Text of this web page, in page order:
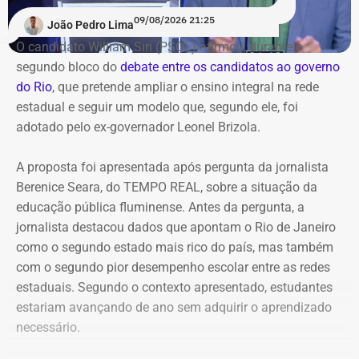
necessidades da Polícia Militar durante operações em
comunidades.
A ausência de Paes voltou ao centro do debate durante
uma pergunta de Ruas a André Marinho (Novo), sobre o
combate ao feminicídio. Marinho aproveitou a resposta
para atacar o ex-prefeito e afirmou que, diante do
olhar para frente e apresentar propostas aos eleitores.
O candidato do PL também criticou Paes e citou
episódios e integrantes de sua administração para
questionar a atuação do ex-prefeito. Entre os nomes
mencionados estavam Bernardo Fellows, da Riotur, e
Pedro Paulo (PSD), ex-secretário municipal de Fazenda e
Planejamento.
“A vida está muito difícil, mas ela pode ser bem melhor e
será”, afirmou. Siri encerrou sua participação dizendo que
“chegou a hora de revolucionar o estado”.
Douglas Ruas (PL) concentrou sua fala na necessidade
de descentralizar a atenção do governo estadual e olhar
administrações anteriores teriam governado “como se
fosse apenas para alguns bairros da capital”.
O candidato disse que vai focar nos problemas dos
moradores da Baixada Fluminense e da Zona Oeste e
afirmou que o estado precisa de mais atenção às
famílias.
“Não precisamos de governador pra cuidar de show da
João Pedro Lima09/08/2026 21:25
O candidato William Siri (PSOL) afirmou, durante o
segundo bloco do debate entre os candidatos ao governo
do Rio, que pretende ampliar o ensino integral na rede
estadual e seguir um modelo que, segundo ele, foi
adotado pelo ex-governador Leonel Brizola.
A proposta foi apresentada após pergunta da jornalista
Berenice Seara, do TEMPO REAL, sobre a situação da
educação pública fluminense. Antes da pergunta, a
jornalista destacou dados que apontam o Rio de Janeiro
como o segundo estado mais rico do país, mas também
com o segundo pior desempenho escolar entre as redes
estaduais. Segundo o contexto apresentado, estudantes
estariam avançando de ano sem adquirir o aprendizado
necessário.